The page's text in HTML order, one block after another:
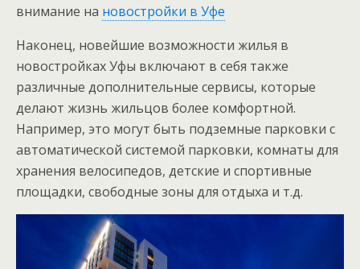
внимание на новостройки в Уфе
Наконец, новейшие возможности жилья в
новостройках Уфы включают в себя также
различные дополнительные сервисы, которые
делают жизнь жильцов более комфортной.
Например, это могут быть подземные парковки с
автоматической системой парковки, комнаты для
хранения велосипедов, детские и спортивные
площадки, свободные зоны для отдыха и т.д.